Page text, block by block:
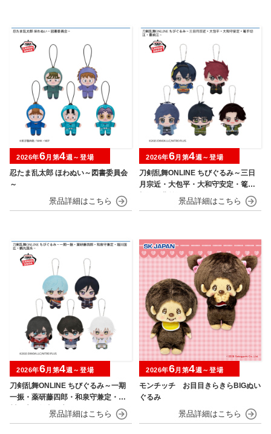
忍たま乱太郎 ほわぬい～図書委員会
～
2026年6月第4週～登場
刀剣乱舞ONLINE ちびぐるみ～三日
月宗近・大包平・大和守安定・篭手
切江・豊前江～
2026年6月第4週～登場
刀剣乱舞ONLINE ちびぐるみ～一期
一振・薬研藤四郎・和泉守兼定・堀
川国広・鶴丸国永～
2026年6月第4週～登場
モンチッチ お目目きらきらBIGぬい
ぐるみ
2026年6月第4週～登場